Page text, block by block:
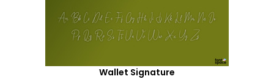
Wallet Signature